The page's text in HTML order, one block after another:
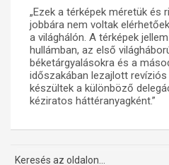
„Ezek a térképek méretük és
jobbára nem voltak
a világhálón. A térképek
hullámban, az első
béketárgyalásokra és a
időszakában lezajlott
készültek a különböző
kéziratos háttéranyagként.”